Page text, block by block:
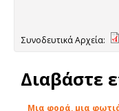
Συνοδευτικά Αρχεία:
Διαβάστε
Μια φορά, μια